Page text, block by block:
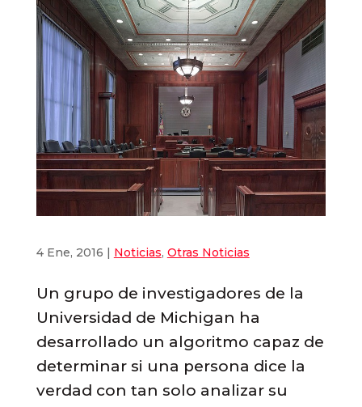
4 Ene, 2016 | Noticias, Otras Noticias
Un grupo de investigadores de la
Universidad de Michigan ha
desarrollado un algoritmo capaz de
determinar si una persona dice la
verdad con tan solo analizar su